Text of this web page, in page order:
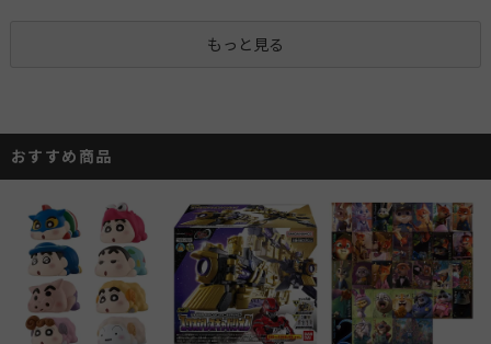
もっと見る
おすすめ商品